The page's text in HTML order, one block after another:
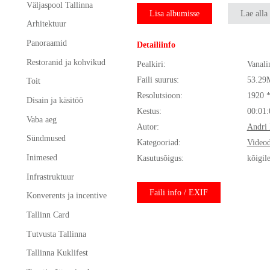
Väljaspool Tallinna
Arhitektuur
Panoraamid
Restoranid ja kohvikud
Toit
Disain ja käsitöö
Vaba aeg
Sündmused
Inimesed
Infrastruktuur
Konverents ja incentive
Tallinn Card
Tutvusta Tallinna
Tallinna Kuklifest
Lisa albumisse Lae alla
Detailiinfo
Pealkiri:
Faili suurus:
Resolutsioon:
1920
Kestus:
Autor:
Andri
Kategooriad:
Kasutusõigus:
Faili info / EXIF